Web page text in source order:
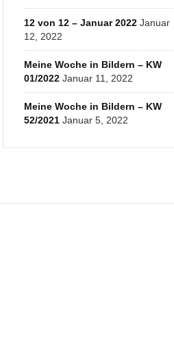
12 von 12 – Januar 2022 Januar
12, 2022
Meine Woche in Bildern – KW
01/2022 Januar 11, 2022
Meine Woche in Bildern – KW
52/2021 Januar 5, 2022